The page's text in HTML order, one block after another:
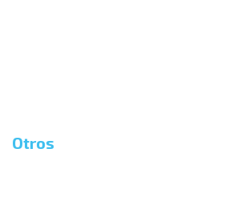
Otros